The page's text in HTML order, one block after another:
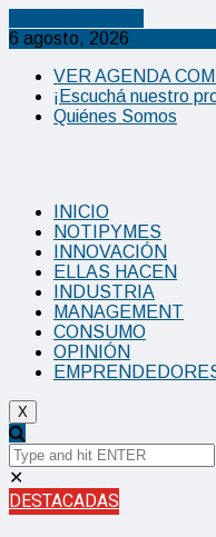
6 agosto, 2026
VER AGENDA
¡Escuchá nuestro
Quiénes Somos
INICIO
NOTIPYMES
INNOVACIÓN
ELLAS HACEN
INDUSTRIA
MANAGEMENT
CONSUMO
OPINIÓN
X
✕
DESTACADAS